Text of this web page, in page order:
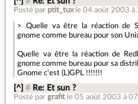
Posté par ptit_tux le 04 août 2003 à
> Quelle va être la réaction de
gnome comme bureau pour son
Quelle va être la réaction de
gnome comme bureau pour sa
Gnome c'est (L)GPL !!!!!!!
[^] # Re: Et sun ?
Posté pargrafit le 05 août 2003 à